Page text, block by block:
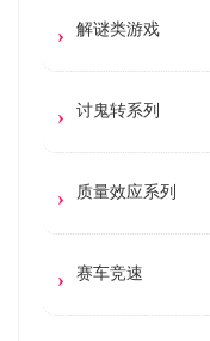
解谜类游戏
讨鬼转系列
质量效应系列
赛车竞速